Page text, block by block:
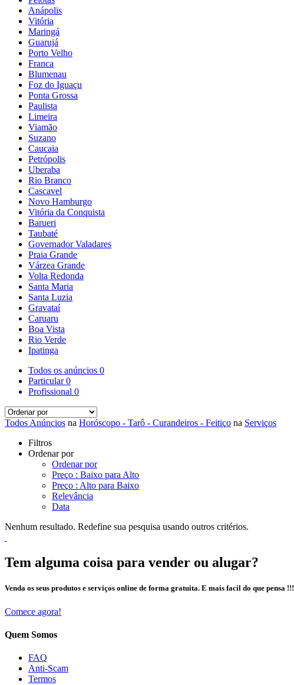
Anápolis
Vitória
Maringá
Guarujá
Porto Velho
Franca
Blumenau
Foz do Iguaçu
Ponta Grossa
Paulista
Limeira
Viamão
Suzano
Caucaia
Petrópolis
Uberaba
Rio Branco
Cascavel
Novo Hamburgo
Vitória da Conquista
Barueri
Taubaté
Governador Valadares
Praia Grande
Várzea Grande
Volta Redonda
Santa Maria
Santa Luzia
Gravataí
Caruaru
Boa Vista
Rio Verde
Ipatinga
Todos os anúncios 0
Particular0
Profissional 0
Todos Anúncios na Horóscopo - Tarô - Curandeiros - Feitiço na Serviços
Filtros
Ordenar por
Ordenar por
Preço : Baixo para Alto
Preço : Alto para Baixo
Relevância
Data
Nenhum resultado. Redefine sua pesquisa usando outros critérios.
Tem alguma coisa para vender ou alugar?
Venda os seus produtos e serviços online de forma gratuita. E mais facil do que pensa !!!
Comece agora!
Quem Somos
FAQ
Anti-Scam
Termos